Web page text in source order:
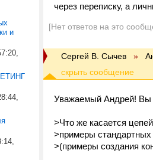
и
через переписку, а
[Нет ответов на это
Сергей В. Сычев »
Уважаемый Андрей! Вы
>Что же касается
>примеры
>(примеры создания